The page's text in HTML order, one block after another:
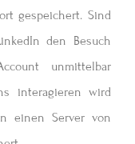
gespeichert. Sind
den Besuch
unmittelbar
interagieren wird
einen Server von